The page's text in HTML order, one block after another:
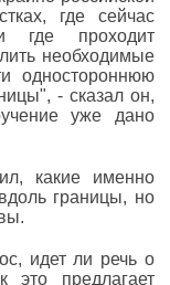
где сейчас
где проходит
необходимые
одностороннюю
- сказал он,
уже дано
какие именно
границы, но
идет ли речь о
это предлагает